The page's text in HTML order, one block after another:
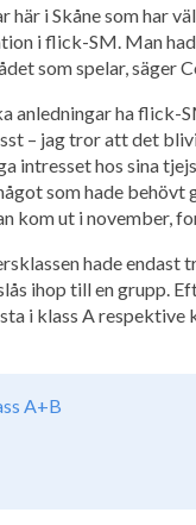
här i Skåne som har
i flick-SM. Man
som spelar, säger
anledningar ha flick-
– jag tror att det
intresset hos sina
som hade behövt
kom ut i november,
hade endast
ihop till en grupp.
i klass A respektive
A+B